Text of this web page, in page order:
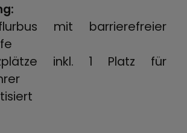
mit barrierefreier
inkl. 1 Platz für